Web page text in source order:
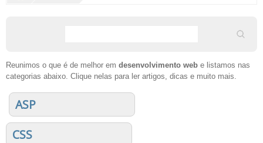
Reunimos o que é de melhor em desenvolvimento web e listamos nas
categorias abaixo. Clique nelas para ler artigos, dicas e muito mais.
ASP
CSS